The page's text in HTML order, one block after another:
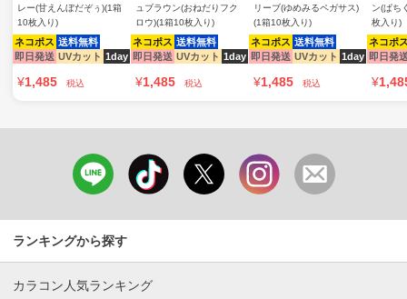
レー(甘えんぼだぞぅ)(1箱
10枚入り)
ネコポス 送料無料
即日発送 UVカット 1day
¥1,485 税込
ュブラウン(おねだりフク
ロウ)(1箱10枚入り)
ネコポス 送料無料
即日発送 UVカット 1day
¥1,485 税込
リーブ(ゆめみるペガサス)
(1箱10枚入り)
ネコポス 送料無料
即日発送 UVカット 1day
¥1,485 税込
ン(ぱち
枚入り)
ネコポ
即日発
¥
ランキングから探す
カラコン人気ランキング